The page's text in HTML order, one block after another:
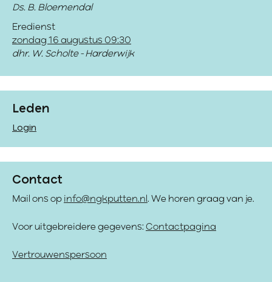
Ds. B. Bloemendal
Eredienst
zondag 16 augustus 09:30
dhr. W. Scholte - Harderwijk
Leden
Login
Contact
Mail ons op info@ngkputten.nl . We horen graag van je.
Voor uitgebreidere gegevens: Contactpagina
Vertrouwenspersoon